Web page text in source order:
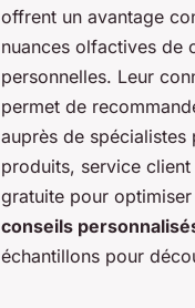
offrent un avantage
nuances olfactives de
personnelles. Leur
permet de
auprès de spécialistes
produits, service
gratuite pour
conseils
échantillons pour